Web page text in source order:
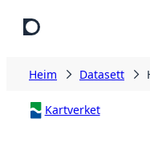
Heim Datasett
Kartverket